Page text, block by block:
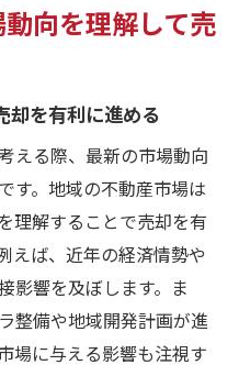
向を理解して売
却を有利に進める
える際、最新の市場動向
す。地域の不動産市場は
理解することで売却を有
えば、近年の経済情勢や
影響を及ぼします。ま
整備や地域開発計画が進
場に与える影響も注視す